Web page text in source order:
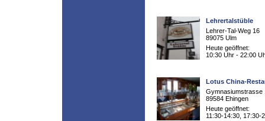
Lehrertalstüble
Lehrer-Tal-Weg 16
89075 Ulm
Heute geöffnet:
10:30 Uhr - 22:00
Lotus China-
Gymnasiumstrasse
89584 Ehingen
Heute geöffnet:
11:30-14:30, 17:30-